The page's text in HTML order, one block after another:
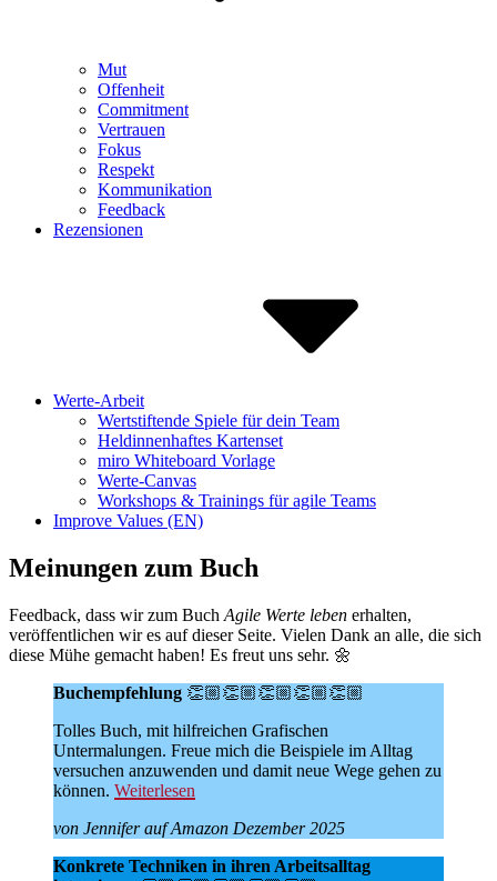
Mut
Offenheit
Commitment
Vertrauen
Fokus
Respekt
Kommunikation
Feedback
Rezensionen
Werte-Arbeit
Wertstiftende Spiele für dein Team
Heldinnenhaftes Kartenset
miro Whiteboard Vorlage
Werte-Canvas
Workshops & Trainings für agile Teams
Improve Values (EN)
Meinungen zum Buch
Feedback, dass wir zum Buch Agile Werte leben erhalten,
veröffentlichen wir es auf dieser Seite. Vielen Dank an alle, die sich
diese Mühe gemacht haben! Es freut uns sehr. 🌼
Buchempfehlung 👏🏼👏🏼👏🏼👏🏼👏🏼
Tolles Buch, mit hilfreichen Grafischen
Untermalungen. Freue mich die Beispiele im Alltag
versuchen anzuwenden und damit neue Wege gehen zu
können. Weiterlesen
von Jennifer auf Amazon Dezember 2025
Konkrete Techniken in ihren Arbeitsalltag